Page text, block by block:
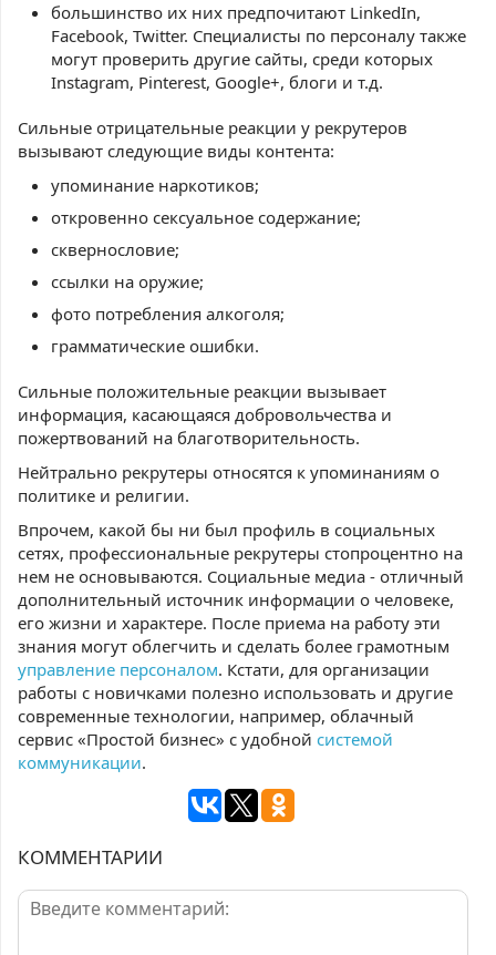
большинство их них предпочитают LinkedIn,
Facebook, Twitter. Специалисты по персоналу также
могут проверить другие сайты, среди которых
Instagram, Pinterest, Google+, блоги и т.д.
Сильные отрицательные реакции у рекрутеров
вызывают следующие виды контента:
упоминание наркотиков;
откровенно сексуальное содержание;
сквернословие;
ссылки на оружие;
фото потребления алкоголя;
грамматические ошибки.
Сильные положительные реакции вызывает
информация, касающаяся добровольчества и
пожертвований на благотворительность.
Нейтрально рекрутеры относятся к упоминаниям о
политике и религии.
Впрочем, какой бы ни был профиль в социальных
сетях, профессиональные рекрутеры стопроцентно на
нем не основываются. Социальные медиа - отличный
дополнительный источник информации о человеке,
его жизни и характере. После приема на работу эти
знания могут облегчить и сделать более грамотным
управление персоналом. Кстати, для организации
работы с новичками полезно использовать и другие
современные технологии, например, облачный
сервис «Простой бизнес» с удобной системой
коммуникации.
КОММЕНТАРИИ